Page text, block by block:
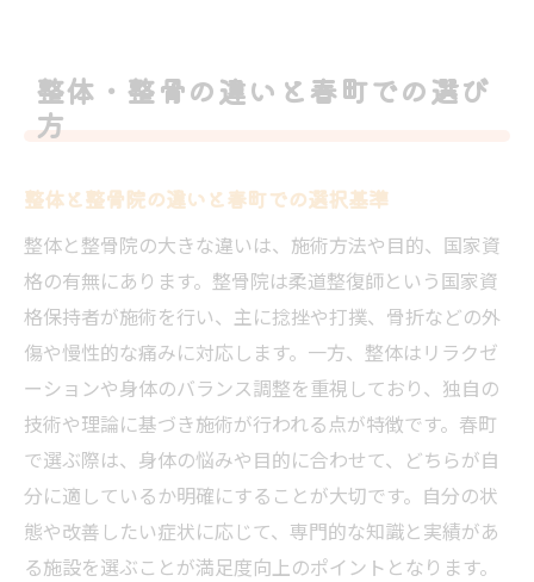
整体・整骨の違いと春町での選び
方
整体と整骨院の違いと春町での選択基準
整体と整骨院の大きな違いは、施術方法や目的、国家資
格の有無にあります。整骨院は柔道整復師という国家資
格保持者が施術を行い、主に捻挫や打撲、骨折などの外
傷や慢性的な痛みに対応します。一方、整体はリラクゼ
ーションや身体のバランス調整を重視しており、独自の
技術や理論に基づき施術が行われる点が特徴です。春町
で選ぶ際は、身体の悩みや目的に合わせて、どちらが自
分に適しているか明確にすることが大切です。自分の状
態や改善したい症状に応じて、専門的な知識と実績があ
る施設を選ぶことが満足度向上のポイントとなります。